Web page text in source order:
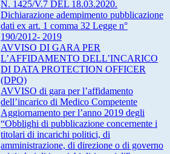
N. 1425/V.7 DEL 18.03.2020.
Dichiarazione adempimento pubblicazione
dati ex art. 1 comma 32 Legge n°
190/2012- 2019
AVVISO DI GARA PER
L’AFFIDAMENTO DELL’INCARICO
DI DATA PROTECTION OFFICER
(DPO)
AVVISO di gara per l’affidamento
dell’incarico di Medico Competente
Aggiornamento per l’anno 2019 degli
“Obblighi di pubblicazione concernente i
titolari di incarichi politici, di
amministrazione, di direzione o di governo